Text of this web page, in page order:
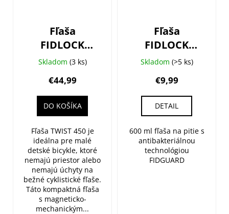
Fľaša
FIDLOCK
Twist Set
+ základňa na
rám
univerzálna
Skladom (3 ks)
€44,99
DO KOŠÍKA
Fľaša TWIST 450 je
ideálna pre malé
detské bicykle, ktoré
nemajú priestor alebo
nemajú úchyty na
bežné cyklistické fľaše.
Táto kompaktná fľaša
s magneticko-
mechanickým...
Fľaša
FIDLOCK
Fidguard
600ml
Skladom (>5 ks)
€9,99
DETAIL
600 ml fľaša na pitie s
antibakteriálnou
technológiou
FIDGUARD